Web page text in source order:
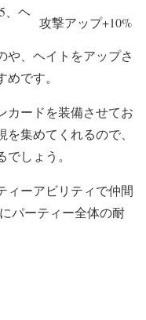
、ヘ
攻撃アップ+10%
や、ヘイトをアップさ
です。
カードを装備させてお
集めてくれるので、
しょう。
ィーアビリティで仲間
パーティー全体の耐